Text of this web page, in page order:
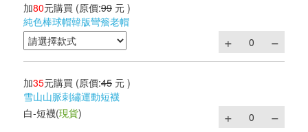
加80元購買 (原價:99 元 )
純色棒球帽韓版彎簷老帽
加35元購買 (原價:45 元 )
雪山山脈刺繡運動短襪
白-短襪(現貨)